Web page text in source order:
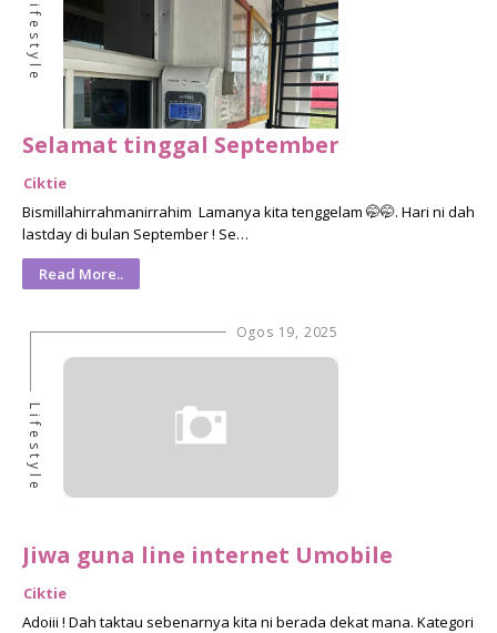
Lifestyle
Selamat tinggal September
Ciktie
Bismillahirrahmanirrahim Lamanya kita tenggelam 🤭🤭. Hari ni dah
lastday di bulan September ! Se…
Read More..
Ogos 19, 2025
Lifestyle
Jiwa guna line internet Umobile
Ciktie
Adoiii ! Dah taktau sebenarnya kita ni berada dekat mana. Kategori